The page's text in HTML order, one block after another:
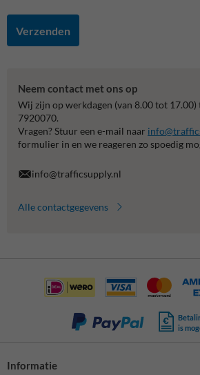
Verzenden
Neem contact met ons op
Wij zijn op werkdagen (van 8.00 tot 17.00)
7920070.
Vragen? Stuur een e-mail naar
formulier in en we reageren zo spoedig
info@trafficsupply.nl
Alle contactgegevens
is
Informatie